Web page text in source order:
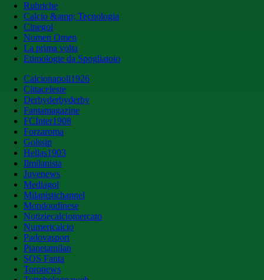
Rubriche
Calcio &amp; Tecnologia
Cinegol
Nomen Omen
La prima volta
Etimologie da Spogliatoio
Calcionapoli1926
Cittaceleste
Derbyderbyderby
Fantamagazine
FCInter1908
Forzaroma
Golssip
Hellas1903
Ilmilanista
Juvenews
Mediagol
Milanistichannel
Mondoudinese
Notiziecalciomercato
Numericalcio
Padovasport
Pianetamilan
SOS Fanta
Toronews